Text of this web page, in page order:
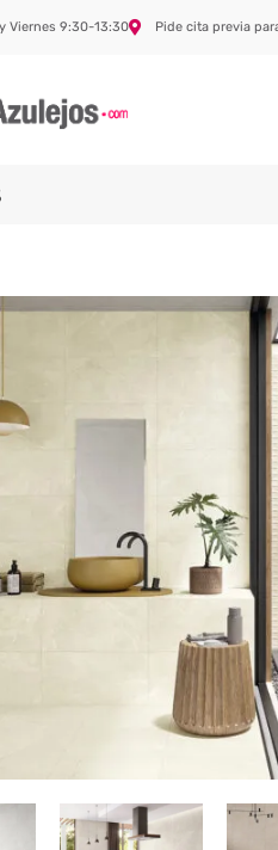
Viernes 9:30-13:30 Pide cita previa